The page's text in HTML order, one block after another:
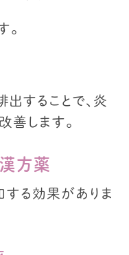
。
することで、 炎
善します。
方薬
する効果がありま